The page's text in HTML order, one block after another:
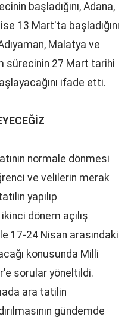
başladığını, Adana,
13 Mart'ta başladığını
Malatya ve
sürecinin 27 Mart tarihi
ifade etti.
normale dönmesi
ve velilerin merak
yapılıp
ikinci dönem açılış
17-24 Nisan arasındaki
konusunda Milli
sorular yöneltildi.
ara tatilin
gündemde